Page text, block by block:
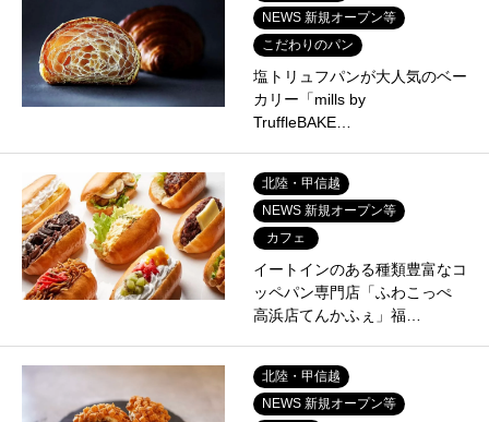
NEWS 新規オープン等
こだわりのパン
塩トリュフパンが大人気のベー
カリー「mills by
TruffleBAKE…
北陸・甲信越
NEWS 新規オープン等
カフェ
イートインのある種類豊富なコ
ッペパン専門店「ふわこっぺ
高浜店てんかふぇ」福…
北陸・甲信越
NEWS 新規オープン等